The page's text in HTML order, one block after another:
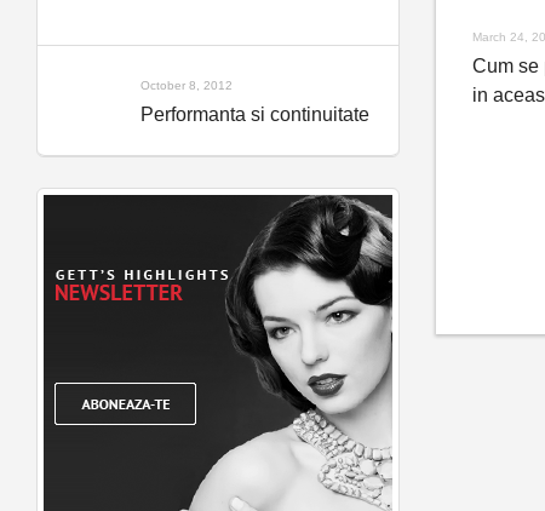
March 24,
Cum se
in
October 8, 2012
Performanta si continuitate